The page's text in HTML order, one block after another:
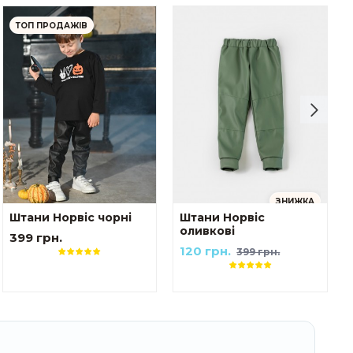
ТОП ПРОДАЖІВ
Штани Норвіс чорні
399 грн.
ЗНИЖКА
Штани Норвіс
оливкові
399 грн.
120 грн.